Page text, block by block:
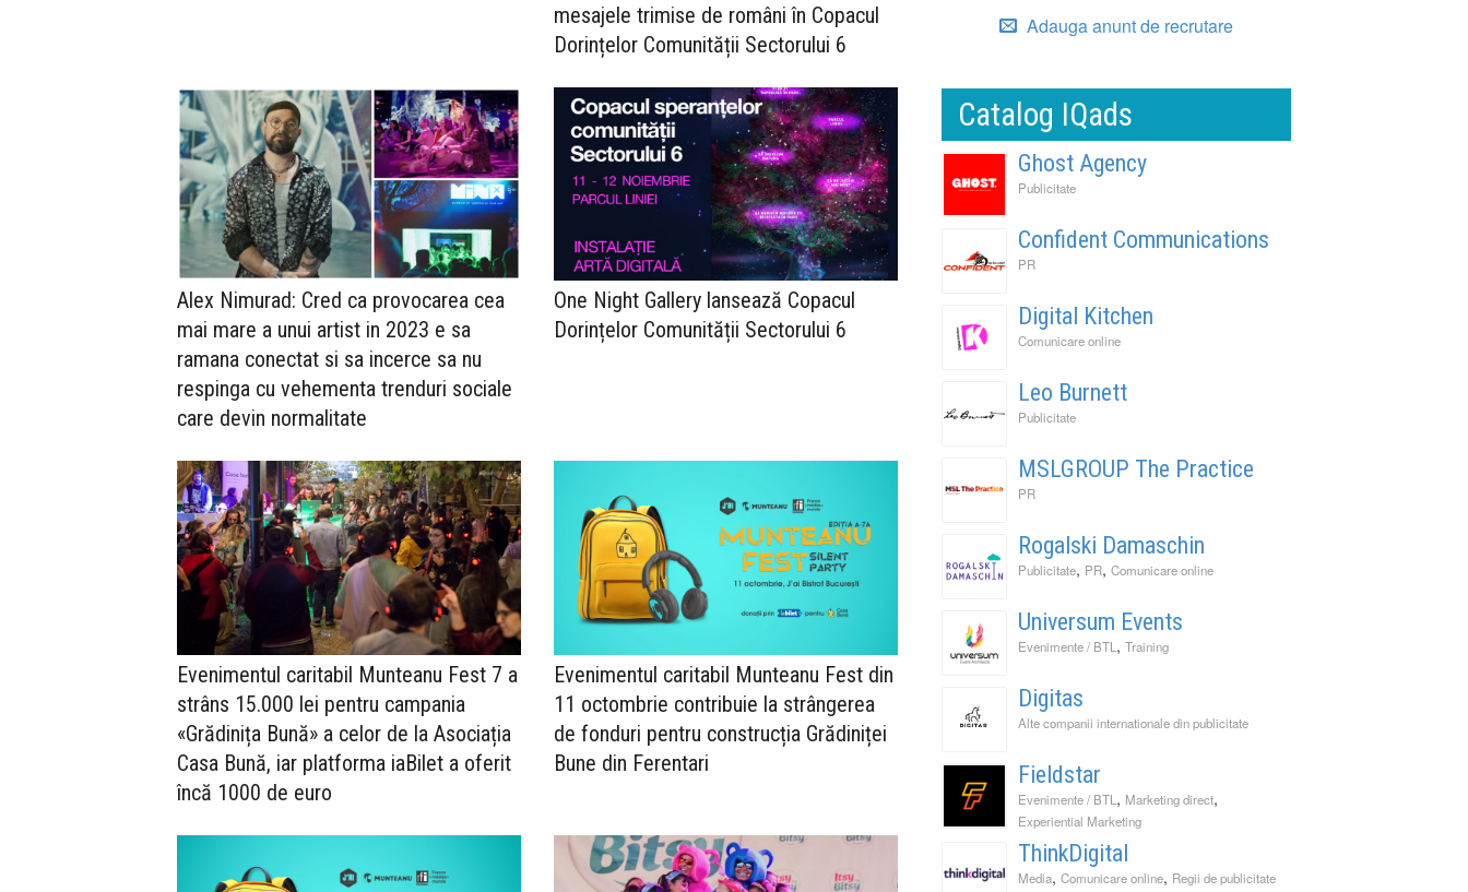
mesajele trimise de români în Copacul
Dorințelor Comunității Sectorului 6
Alex Nimurad: Cred ca provocarea cea
mai mare a unui artist in 2023 e sa
ramana conectat si sa incerce sa nu
respinga cu vehementa trenduri sociale
care devin normalitate
One Night Gallery lansează Copacul
Dorințelor Comunității Sectorului 6
Evenimentul caritabil Munteanu Fest 7 a
strâns 15.000 lei pentru campania
«Grădinița Bună» a celor de la Asociația
Casa Bună, iar platforma iaBilet a oferit
încă 1000 de euro
Evenimentul caritabil Munteanu Fest din
11 octombrie contribuie la strângerea
de fonduri pentru construcția Grădiniței
Bune din Ferentari
Adauga anunt de recrutare
Catalog IQads
Ghost Agency
Publicitate
Confident Communications
PR
Digital Kitchen
Comunicare online
Leo Burnett
Publicitate
MSLGROUP The Practice
PR
Rogalski Damaschin
Publicitate, PR, Comunicare online
Universum Events
Evenimente / BTL , Training
Digitas
Alte companii internationale din publicitate
Fieldstar
Evenimente / BTL , Marketing direct,
Experiential Marketing
ThinkDigital
Media, Comunicare online, Regii de publicitate